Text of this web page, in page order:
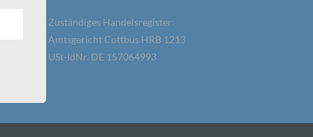
Zuständiges Handelsregister:
Amtsgericht Cottbus HRB 1213
USt-IdNr. DE 157064993